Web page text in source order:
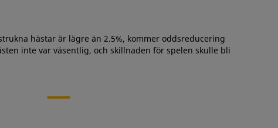
hästar är lägre än 2.5%, kommer oddsreducering
inte var väsentlig, och skillnaden för spelen skulle bli